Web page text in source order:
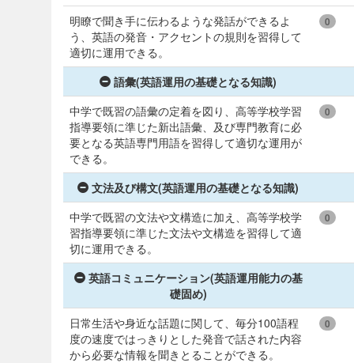
明瞭で聞き手に伝わるような発話ができるよ
う、英語の発音・アクセントの規則を習得して
適切に運用できる。
0
語彙(英語運用の基礎となる知識)
中学で既習の語彙の定着を図り、高等学校学習
指導要領に準じた新出語彙、及び専門教育に必
要となる英語専門用語を習得して適切な運用が
できる。
0
文法及び構文(英語運用の基礎となる知識)
中学で既習の文法や文構造に加え、高等学校学
習指導要領に準じた文法や文構造を習得して適
切に運用できる。
0
英語コミュニケーション(英語運用能力の基
礎固め)
日常生活や身近な話題に関して、毎分100語程
度の速度ではっきりとした発音で話された内容
から必要な情報を聞きとることができる。
0